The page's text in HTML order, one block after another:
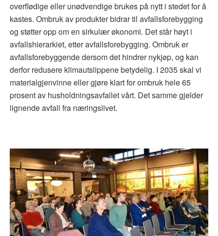
overflødige eller unødvendige brukes på nytt i stedet for å
kastes. Ombruk av produkter bidrar til avfallsforebygging
og støtter opp om en sirkulær økonomi. Det står høyt i
avfallshierarkiet, etter avfallsforebygging. Ombruk er
avfallsforebyggende dersom det hindrer nykjøp, og kan
derfor redusere klimautslippene betydelig. I 2035 skal vi
materialgjenvinne eller gjøre klart for ombruk hele 65
prosent av husholdningsavfallet vårt. Det samme gjelder
lignende avfall fra næringslivet.